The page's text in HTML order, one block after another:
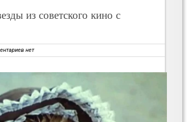
из советского кино с
нет